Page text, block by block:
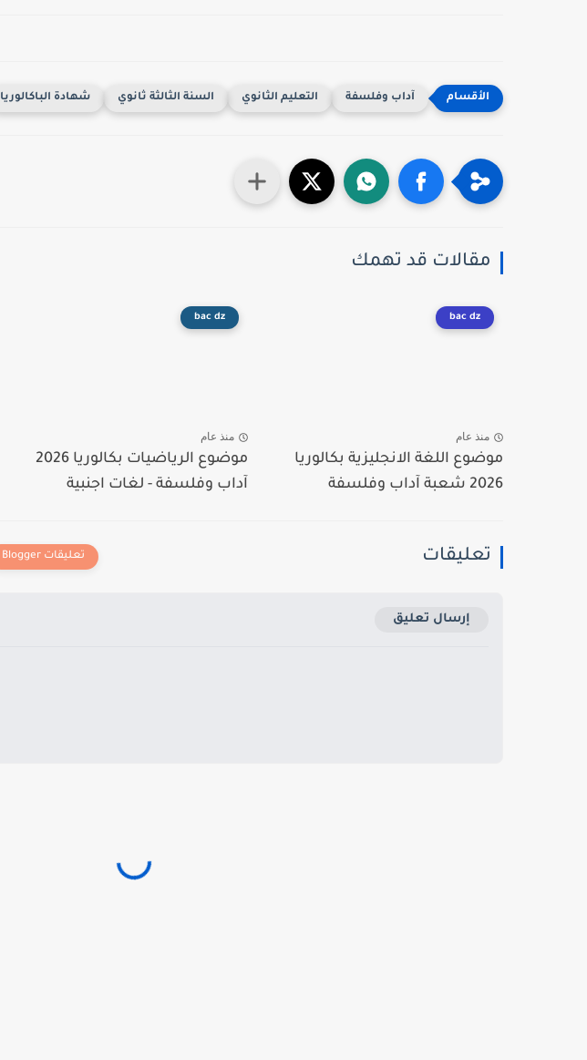
آداب وفلسفة التعليم الثانوي السنة الثالثة ثانوي شهادة الباكالوريا
مقالات قد تهمك
bac dz
منذ عام
موضوع اللغة الانجليزية بكالوريا
2026 شعبة آداب وفلسفة
bac dz
منذ عام
موضوع الرياضيات بكالوريا 2026
آداب وفلسفة - لغات اجنبية
تعليقات
إرسال تعليق